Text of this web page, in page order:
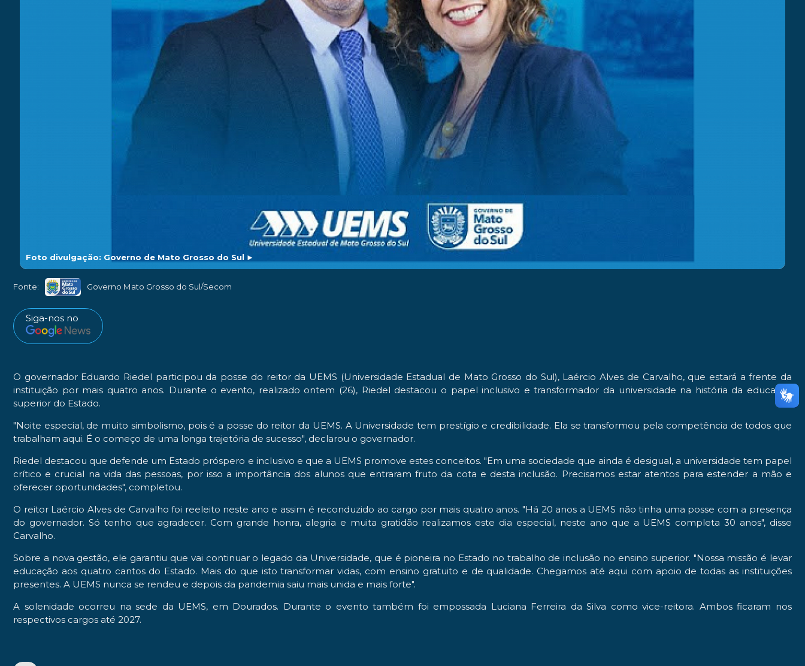
Foto divulgação: Governo de Mato Grosso do Sul ►
Fonte: Governo Mato Grosso do Sul/Secom
Siga-nos no
O governador Eduardo Riedel participou da posse do reitor da UEMS (Universidade Estadual de Mato Grosso do Sul), Laércio Alves de Carvalho, que estará a frente da
instituição por mais quatro anos. Durante o evento, realizado ontem (26), Riedel destacou o papel inclusivo e transformador da universidade na história da educação
superior do Estado.
"Noite especial, de muito simbolismo, pois é a posse do reitor da UEMS. A Universidade tem prestígio e credibilidade. Ela se transformou pela competência de todos que
trabalham aqui. É o começo de uma longa trajetória de sucesso", declarou o governador.
Riedel destacou que defende um Estado próspero e inclusivo e que a UEMS promove estes conceitos. "Em uma sociedade que ainda é desigual, a universidade tem papel
crítico e crucial na vida das pessoas, por isso a importância dos alunos que entraram fruto da cota e desta inclusão. Precisamos estar atentos para estender a mão e
oferecer oportunidades", completou.
O reitor Laércio Alves de Carvalho foi reeleito neste ano e assim é reconduzido ao cargo por mais quatro anos. "Há 20 anos a UEMS não tinha uma posse com a presença
do governador. Só tenho que agradecer. Com grande honra, alegria e muita gratidão realizamos este dia especial, neste ano que a UEMS completa 30 anos", disse
Carvalho.
Sobre a nova gestão, ele garantiu que vai continuar o legado da Universidade, que é pioneira no Estado no trabalho de inclusão no ensino superior. "Nossa missão é levar
educação aos quatro cantos do Estado. Mais do que isto transformar vidas, com ensino gratuito e de qualidade. Chegamos até aqui com apoio de todas as instituições
presentes. A UEMS nunca se rendeu e depois da pandemia saiu mais unida e mais forte".
A solenidade ocorreu na sede da UEMS, em Dourados. Durante o evento também foi empossada Luciana Ferreira da Silva como vice-reitora. Ambos ficaram nos
respectivos cargos até 2027.